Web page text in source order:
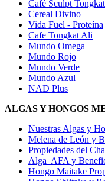
Café Sculpt
Cereal Divino
Vida Fuel - Proteína
Cafe Tongkat Ali
Mundo Omega
Mundo Rojo
Mundo Verde
Mundo Azul
NAD Plus
ALGAS Y HONGOS
Nuestras Algas y
Melena de León y
Propiedades del
Alga AFA y
Hongo Maitake